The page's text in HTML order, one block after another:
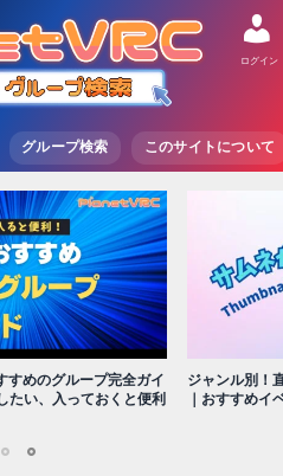
グループ検索 このサイトについて
ログイン
めのグループ完全ガイ
たい、入っておくと便利
ジャンル別！
｜おすすめイ